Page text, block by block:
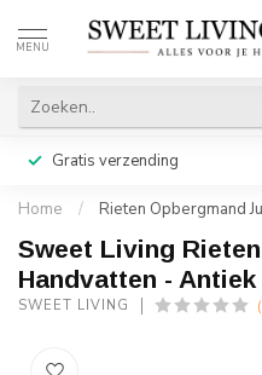
MENU
Gratis verzending
Home / Rieten Opbergmand
Sweet Living
Handvatten - Antiek
SWEET LIVING